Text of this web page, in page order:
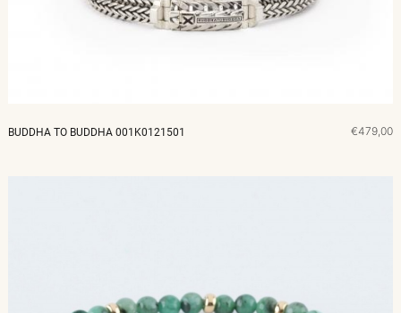
BUDDHA TO BUDDHA 001K0121501 €479,00